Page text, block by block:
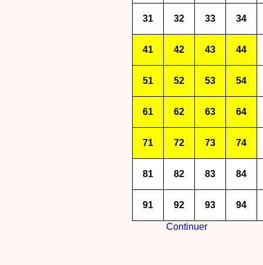
31 32 33 34
41 42 43 44
51 52 53 54
61 62 63 64
71 72 73 74
81 82 83 84
91 92 93 94
Continuer